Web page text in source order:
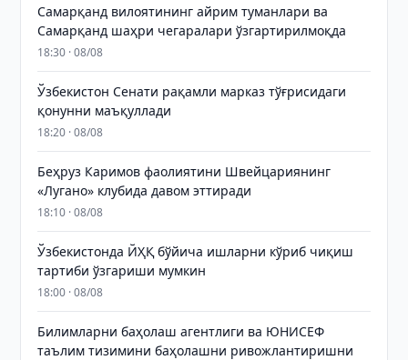
Самарқанд вилоятининг айрим туманлари ва
Самарқанд шаҳри чегаралари ўзгартирилмоқда
18:30 · 08/08
Ўзбекистон Сенати рақамли марказ тўғрисидаги
қонунни маъқуллади
18:20 · 08/08
Беҳруз Каримов фаолиятини Швейцариянинг
«Лугано» клубида давом эттиради
18:10 · 08/08
Ўзбекистонда ЙҲҚ бўйича ишларни кўриб чиқиш
тартиби ўзгариши мумкин
18:00 · 08/08
Билимларни баҳолаш агентлиги ва ЮНИСЕФ
таълим тизимини баҳолашни ривожлантиришни